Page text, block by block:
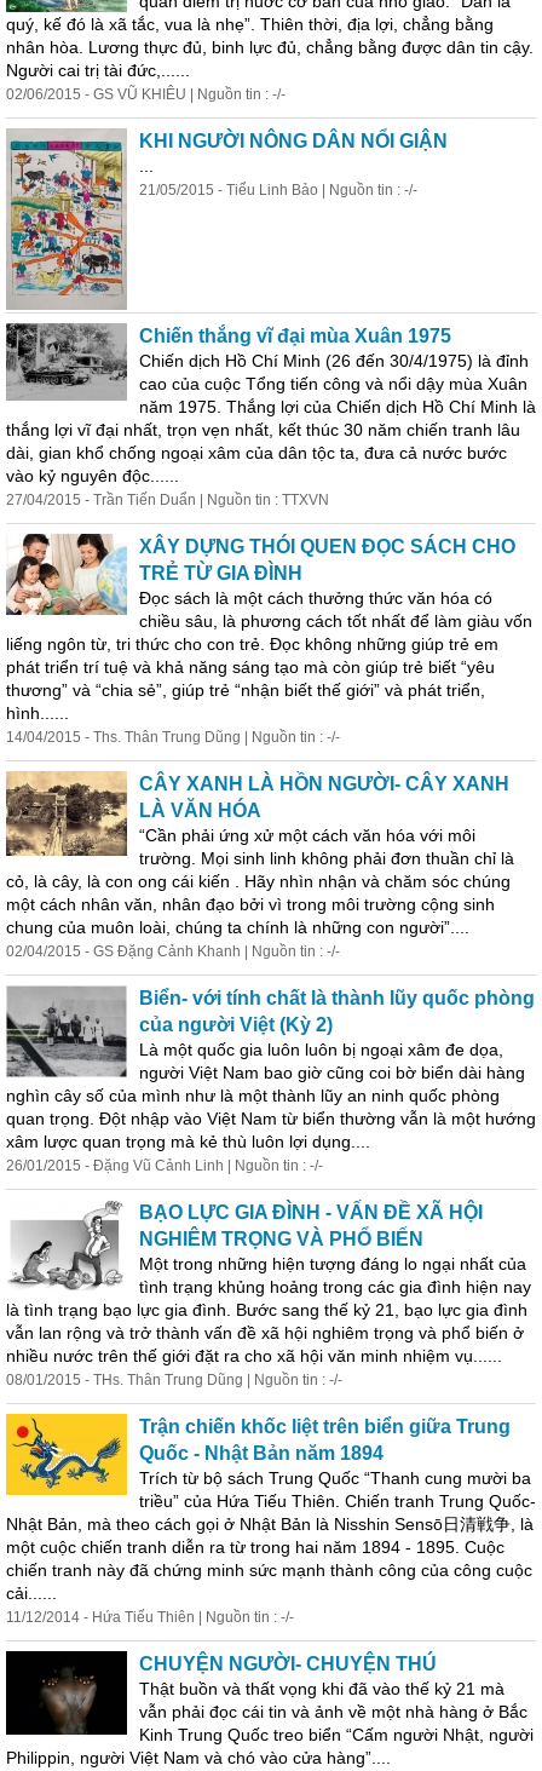
quý, kế đó là xã tắc, vua là nhẹ”. Thiên thời, địa lợi, chẳng bằng
nhân hòa. Lương thực đủ, binh lực đủ, chẳng bằng được dân tin cậy.
Người cai trị tài đức,......
02/06/2015 - GS VŨ KHIÊU | Nguồn tin : -/-
KHI NGƯỜI NÔNG DÂN NỔI GIẬN
21/05/2015 - Tiểu Linh Bảo | Nguồn tin : -/-
Chiến thắng vĩ đại mùa Xuân 1975
Chiến dịch Hồ Chí Minh (26 đến 30/4/1975) là đỉnh
cao của cuộc Tổng tiến công và nổi dậy mùa Xuân
năm 1975. Thắng lợi của Chiến dịch Hồ Chí Minh là
thắng lợi vĩ đại nhất, trọn vẹn nhất, kết thúc 30 năm chiến tranh lâu
dài, gian khổ chống ngoại xâm của dân tộc ta, đưa cả nước bước
vào kỷ nguyên độc......
27/04/2015 - Trần Tiến Duẩn | Nguồn tin : TTXVN
XÂY DỰNG THÓI QUEN ĐỌC SÁCH CHO
TRẺ TỪ GIA ĐÌNH
Đọc sách là một cách thưởng thức văn hóa có
chiều sâu, là phương cách tốt nhất để làm giàu vốn
liếng ngôn từ, tri thức cho con trẻ. Đọc không những giúp trẻ em
phát triển trí tuệ và khả năng sáng tạo mà còn giúp trẻ biết “yêu
thương” và “chia sẻ”, giúp trẻ “nhận biết thế giới” và phát triển,
hình......
14/04/2015 - Ths. Thân Trung Dũng | Nguồn tin : -/-
CÂY XANH LÀ HỒN NGƯỜI- CÂY XANH
LÀ VĂN HÓA
“Cần phải ứng xử một cách văn hóa với môi
trường. Mọi sinh linh không phải đơn thuần chỉ là
cỏ, là cây, là con ong cái kiến . Hãy nhìn nhận và chăm sóc chúng
một cách nhân văn, nhân đạo bởi vì trong môi trường cộng sinh
chung của muôn loài, chúng ta chính là những con người”....
02/04/2015 - GS Đặng Cảnh Khanh | Nguồn tin : -/-
Biển- với tính chất là thành lũy quốc phòng
của người Việt (Kỳ 2)
Là một quốc gia luôn luôn bị ngoại xâm đe dọa,
người Việt Nam bao giờ cũng coi bờ biển dài hàng
nghìn cây số của mình như là một thành lũy an ninh quốc phòng
quan trọng. Đột nhập vào Việt Nam từ biển thường vẫn là một hướng
xâm lược quan trọng mà kẻ thù luôn lợi dụng....
26/01/2015 - Đặng Vũ Cảnh Linh | Nguồn tin : -/-
BẠO LỰC GIA ĐÌNH - VẤN ĐỀ XÃ HỘI
NGHIÊM TRỌNG VÀ PHỔ BIẾN
Một trong những hiện tượng đáng lo ngại nhất của
tình trạng khủng hoảng trong các gia đình hiện nay
là tình trạng bạo lực gia đình. Bước sang thế kỷ 21, bạo lực gia đình
vẫn lan rộng và trở thành vấn đề xã hội nghiêm trọng và phổ biến ở
nhiều nước trên thế giới đặt ra cho xã hội văn minh nhiệm vụ......
08/01/2015 - THs. Thân Trung Dũng | Nguồn tin : -/-
Trận chiến khốc liệt trên biển giữa Trung
Quốc - Nhật Bản năm 1894
Trích từ bộ sách Trung Quốc “Thanh cung mười ba
triều” của Hứa Tiếu Thiên. Chiến tranh Trung Quốc-
Nhật Bản, mà theo cách gọi ở Nhật Bản là Nisshin Sensō日清戦争, là
một cuộc chiến tranh diễn ra từ trong hai năm 1894 - 1895. Cuộc
chiến tranh này đã chứng minh sức mạnh thành công của công cuộc
cải......
11/12/2014 - Hứa Tiếu Thiên | Nguồn tin : -/-
CHUYỆN NGƯỜI- CHUYỆN THÚ
Thật buồn và thất vọng khi đã vào thế kỷ 21 mà
vẫn phải đọc cái tin và ảnh về một nhà hàng ở Bắc
Kinh Trung Quốc treo biển “Cấm người Nhật, người
Philippin, người Việt Nam và chó vào cửa hàng”....